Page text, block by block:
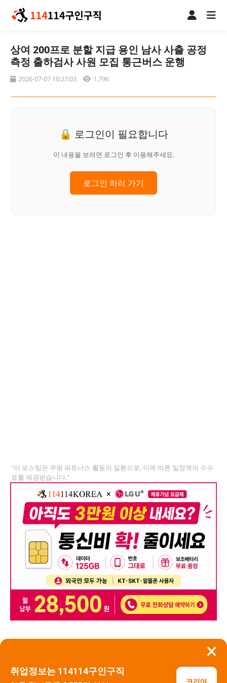
×
취업정보는 114114구인구직
상여 200프로 분할 지급 용인 남사 사출 공정
측정 출하검사 사원 모집 통근버스 운행
2026-07-07 10:27:03 1,796
🔒 로그인이 필요합니다
이 내용을 보려면 로그인 후 이용해주세요.
로그인 하러 가기
"이 포스팅은 쿠팡 파트너스 활동의 일환으로, 이에 따른 일정액의 수수
료를 제공받습니다."